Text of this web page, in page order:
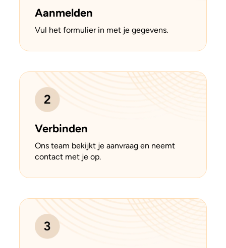
Aanmelden
Vul het formulier in met je gegevens.
Verbinden
Ons team bekijkt je aanvraag en neemt
contact met je op.